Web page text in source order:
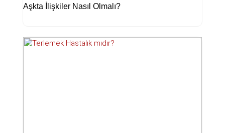
Aşkta İlişkiler Nasıl Olmalı?